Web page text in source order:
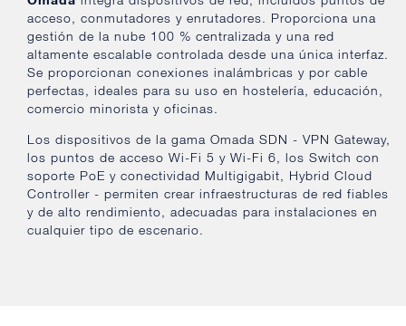
acceso, conmutadores y enrutadores. Proporciona una
gestión de la nube 100 % centralizada y una red
altamente escalable controlada desde una única interfaz.
Se proporcionan conexiones inalámbricas y por cable
perfectas, ideales para su uso en hostelería, educación,
comercio minorista y oficinas.
Los dispositivos de la gama Omada SDN - VPN Gateway,
los puntos de acceso Wi-Fi 5 y Wi-Fi 6, los Switch con
soporte PoE y conectividad Multigigabit, Hybrid Cloud
Controller - permiten crear infraestructuras de red fiables
y de alto rendimiento, adecuadas para instalaciones en
cualquier tipo de escenario.